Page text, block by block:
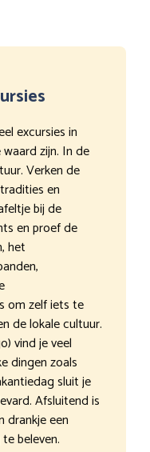
excursies in
zijn. In de
Verken de
en
bij de
en proef de
het
om zelf iets te
de lokale cultuur.
vind je veel
dingen zoals
sluit je
Afsluitend is
drankje een
beleven.